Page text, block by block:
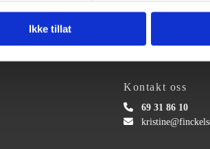
Ikke tillat
Kontakt oss
 69 31 86 10
